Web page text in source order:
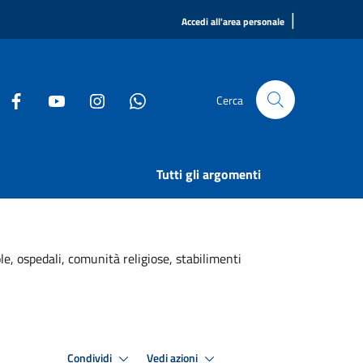
Accedi all'area personale |
Cerca
Tutti gli argomenti
ospedali, comunità religiose, stabilimenti
Condividi Vedi azioni